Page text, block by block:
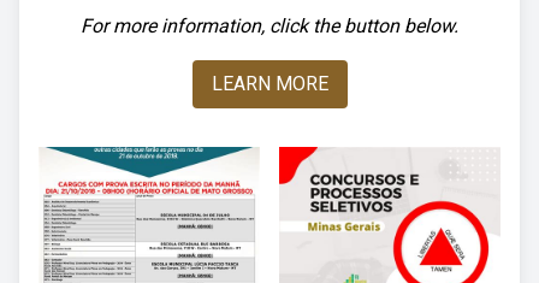
For more information, click the button below.
LEARN MORE